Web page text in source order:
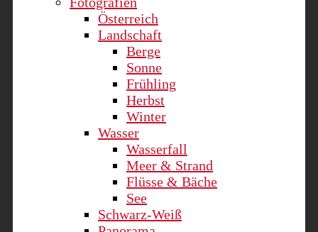
Österreich
Landschaft
Berge
Sonne
Frühling
Herbst
Winter
Wasser
Wasserfall
Meer & Strand
Flüsse & Bäche
See
Schwarz-Weiß